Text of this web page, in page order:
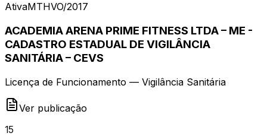
AtivaMTHVO/2017
ACADEMIA ARENA PRIME FITNESS LTDA – ME -
CADASTRO ESTADUAL DE VIGILÂNCIA
SANITÁRIA – CEVS
Licença de Funcionamento — Vigilância Sanitária
Ver publicação
15